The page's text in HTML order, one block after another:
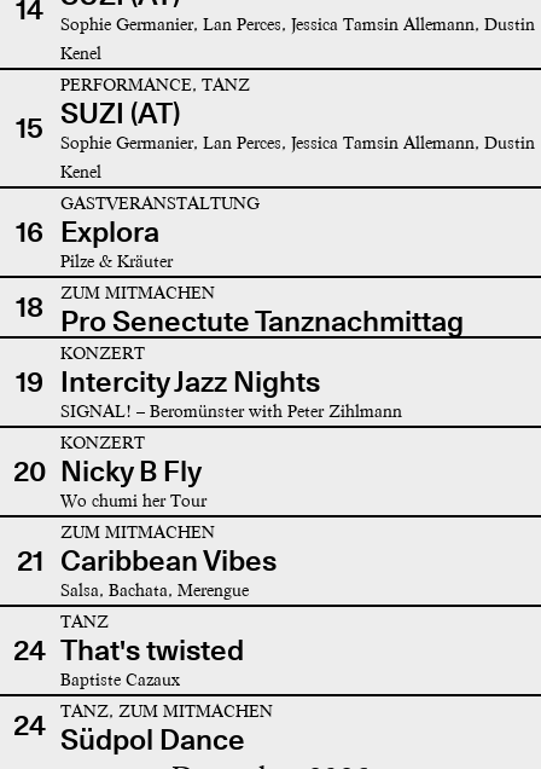
14
Sophie Germanier, Lan Perces, Jessica Tamsin Allemann, Dustin
Kenel
15
PERFORMANCE, TANZ
SUZI (AT)
Sophie Germanier, Lan Perces, Jessica Tamsin Allemann, Dustin
Kenel
16
GASTVERANSTALTUNG
Explora
Pilze & Kräuter
18 ZUM MITMACHEN
Pro Senectute Tanznachmittag
19
KONZERT
Intercity Jazz Nights
SIGNAL! – Beromünster with Peter Zihlmann
20
KONZERT
Nicky B Fly
Wo chumi her Tour
21
ZUM MITMACHEN
Caribbean Vibes
Salsa, Bachata, Merengue
24
TANZ
That's twisted
Baptiste Cazaux
24 TANZ, ZUM MITMACHEN
Südpol Dance